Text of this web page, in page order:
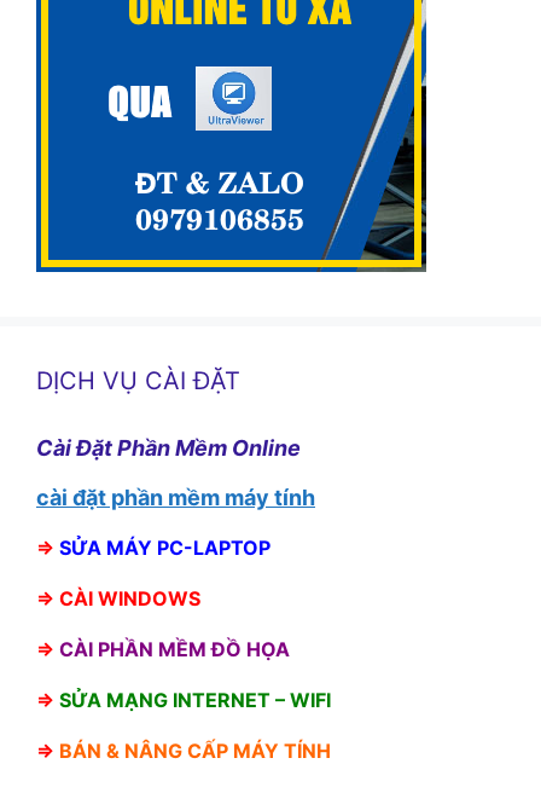
DỊCH VỤ CÀI ĐẶT
Cài Đặt Phần Mềm Online
cài đặt phần mềm máy tính
⇒ SỬA MÁY PC-LAPTOP
⇒ CÀI WINDOWS
⇒ CÀI PHẦN MỀM ĐỒ HỌA
⇒ SỬA MẠNG INTERNET – WIFI
⇒ BÁN & NÂNG CẤP MÁY TÍNH